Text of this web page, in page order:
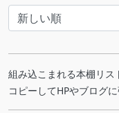
組み込こまれる本棚リス
コピーしてHPやブログ